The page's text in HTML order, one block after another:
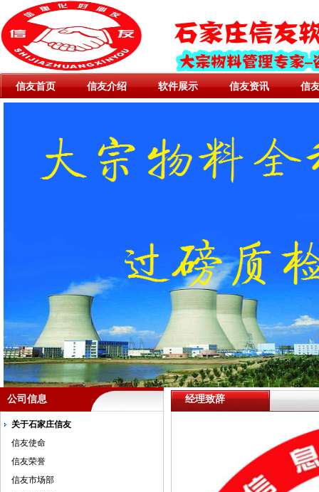
信友首页 信友介绍 软件展示 信友资讯 信
公司信息
关于石家庄信友
信友使命
信友荣誉
信友市场部
经理致辞